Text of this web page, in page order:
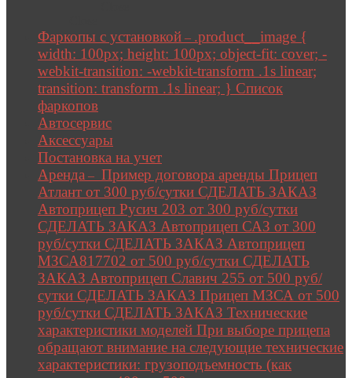
Фаркопы с установкой – .product__image {
width: 100px; height: 100px; object-fit: cover; -
webkit-transition: -webkit-transform .1s linear;
transition: transform .1s linear; } Список
фаркопов
Автосервис
Аксессуары
Постановка на учет
Аренда – Пример договора аренды Прицеп
Атлант от 300 руб/сутки СДЕЛАТЬ ЗАКАЗ
Автоприцеп Русич 203 от 300 руб/сутки
СДЕЛАТЬ ЗАКАЗ Автоприцеп САЗ от 300
руб/сутки СДЕЛАТЬ ЗАКАЗ Автоприцеп
МЗСА817702 от 500 руб/сутки СДЕЛАТЬ
ЗАКАЗ Автоприцеп Славич 255 от 500 руб/
сутки СДЕЛАТЬ ЗАКАЗ Прицеп МЗСА от 500
руб/сутки СДЕЛАТЬ ЗАКАЗ Технические
характеристики моделей При выборе прицепа
обращают внимание на следующие технические
характеристики: грузоподъемность (как